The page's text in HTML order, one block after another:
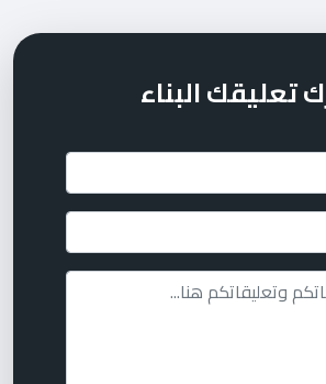
تعليقك البناء